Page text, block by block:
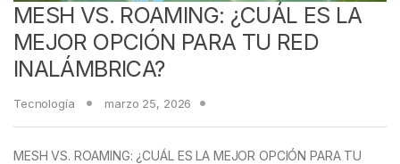
MESH VS. ROAMING: ¿CUÁL ES LA
MEJOR OPCIÓN PARA TU RED
INALÁMBRICA?
Tecnología marzo 25, 2026
MESH VS. ROAMING: ¿CUÁL ES LA MEJOR OPCIÓN PARA TU